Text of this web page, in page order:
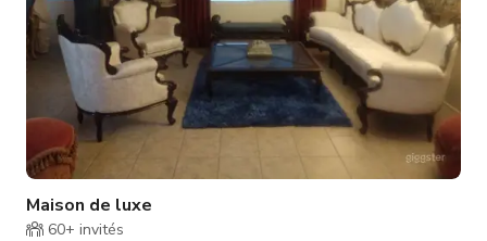
Maison de luxe
60+ invités